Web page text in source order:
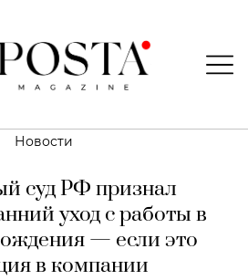
Новости
суд РФ признал
уход с работы в
— если это
в компании